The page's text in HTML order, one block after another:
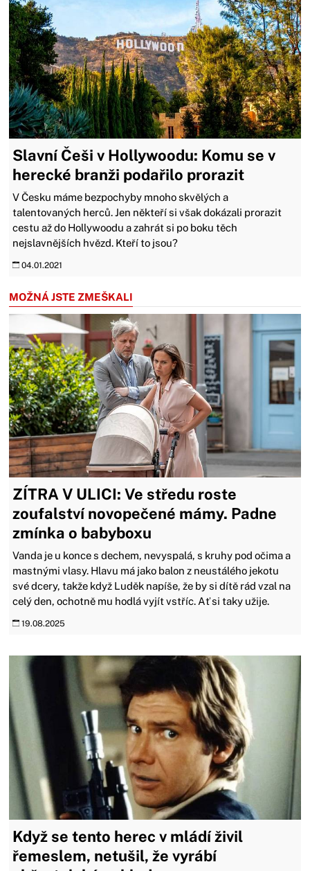
Slavní Češi v Hollywoodu: Komu se v
herecké branži podařilo prorazit
V Česku máme bezpochyby mnoho skvělých a
talentovaných herců. Jen někteří si však dokázali prorazit
cestu až do Hollywoodu a zahrát si po boku těch
nejslavnějších hvězd. Kteří to jsou?
04.01.2021
MOŽNÁ JSTE ZMEŠKALI
ZÍTRA V ULICI: Ve středu roste
zoufalství novopečené mámy. Padne
zmínka o babyboxu
Vanda je u konce s dechem, nevyspalá, s kruhy pod očima a
mastnými vlasy. Hlavu má jako balon z neustálého jekotu
své dcery, takže když Luděk napíše, že by si dítě rád vzal na
celý den, ochotně mu hodlá vyjít vstříc. Ať si taky užije.
19.08.2025
Když se tento herec v mládí živil
řemeslem, netušil, že vyrábí